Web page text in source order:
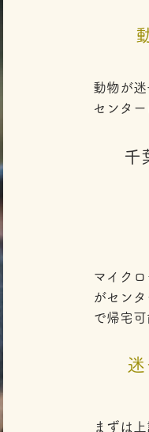
動物が
センター
千
マイク
がセン
で帰宅可
まずは